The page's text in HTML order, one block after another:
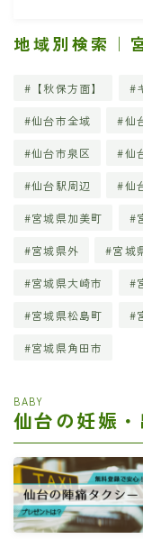
地域別検索｜
【秋保方面】
仙台市全域 仙
仙台市泉区 仙
仙台駅周辺 仙
宮城県加美町
宮城県外 宮城
宮城県大崎市
宮城県松島町
宮城県角田市
BABY
仙台の妊娠